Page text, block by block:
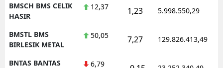
BMSCH BMS CELIK
HASIR
12,37 1,23 5.998.550,29
BMSTL BMS
BIRLESIK METAL
50,05 7,27 129.826.413,49
BNTAS BANTAS
6,79